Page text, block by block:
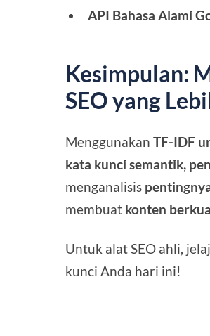
API Bahasa Alami
Kesimpulan:
SEO yang
MenggunakanTF-IDF
kata kunci semantik,
menganalisis
membuat konten
Untuk alat SEO ahli,
kunci Anda hari ini!